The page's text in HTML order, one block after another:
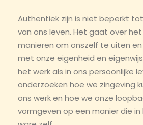
Authentiek zijn is niet beperkt
van ons leven. Het gaat over
manieren om onszelf te uiten
met onze eigenheid en
het werk als in ons persoonlijke
onderzoeken hoe we zingeving
ons werk en hoe we onze
vormgeven op een manier die in